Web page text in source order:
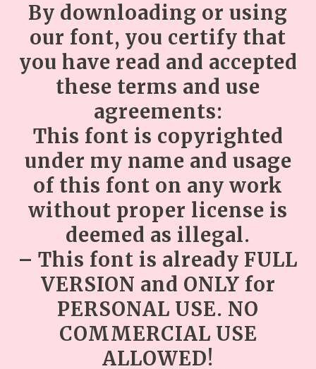
By downloading or using
our font, you certify that
you have read and accepted
these terms and use
agreements:
This font is copyrighted
under my name and usage
of this font on any work
without proper license is
deemed as illegal.
– This font is already FULL
VERSION and ONLY for
PERSONAL USE. NO
COMMERCIAL USE
ALLOWED!